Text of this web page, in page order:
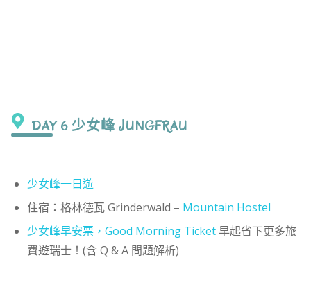
DAY 6 少女峰 JUNGFRAU
少女峰一日遊
住宿：格林德瓦 Grinderwald – Mountain Hostel
少女峰早安票，Good Morning Ticket早起省下更多旅
費遊瑞士！(含 Q & A 問題解析)